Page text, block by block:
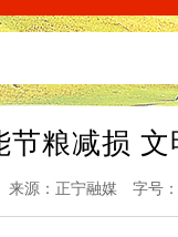
节粮减损
来源：正宁融媒 字号